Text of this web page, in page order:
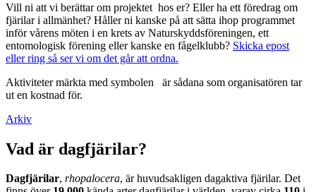
Vill ni att vi berättar om projektet hos er? Eller ha ett föredrag om
fjärilar i allmänhet? Håller ni kanske på att sätta ihop programmet
inför vårens möten i en krets av Naturskyddsföreningen, ett
entomologisk förening eller kanske en fågelklubb? Skicka epost
eller ring så ser vi om det går att ordna.
Aktiviteter märkta med symbolen
är sådana som organisatören tar
ut en kostnad för.
Arkiv
Vad är dagfjärilar?
Dagfjärilar, rhopalocera, är huvudsakligen dagaktiva fjärilar. Det